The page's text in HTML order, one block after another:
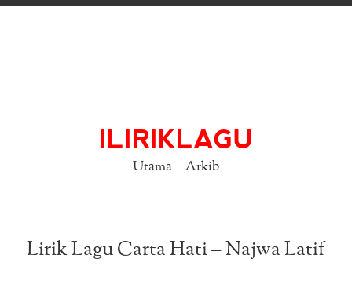
ILIRIKLAGU
Utama Arkib
Lirik Lagu Carta Hati – Najwa Latif